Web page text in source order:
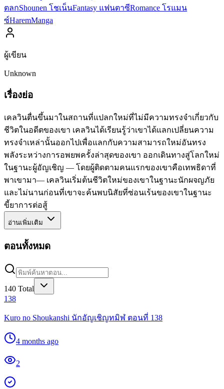
ตลกShounen โชเน็นFantasy แฟนตาซีRomance โรแมน
ซ์HaremManga
ผู้เขียน
Unknown
เรื่องย่อ
เคลวินตื่นขึ้นมาในสถานที่แปลกใหม่ที่ไม่มีความทรงจำเกี่ยวกับ
ชีวิตในอดีตของเขา เคลวินได้เรียนรู้ว่าเขาได้แลกเปลี่ยนความ
ทรงจำเหล่านั้นออกไปเพื่อแลกกับความสามารถใหม่อันทรง
พลังระหว่างการอพยพครั้งล่าสุดของเขา ออกเดินทางสู่โลกใหม่
ในฐานะผู้อัญเชิญ — โดยผู้ติดตามคนแรกของเขาคือเทพธิดาที่
พาเขามา— เคลวินเริ่มต้นชีวิตใหม่ของเขาในฐานะนักผจญภัย
และไม่นานก่อนที่เขาจะค้นพบนิสัยที่ซ่อนเร้นของเขาในฐานะ
ขี้ยาการต่อสู้
อ่านเพิ่มเติม
ตอนทั้งหมด
140 Total
138
Kuro no Shoukanshi นักอัญเชิญทมิฬ ตอนที่ 138
4 months ago
2